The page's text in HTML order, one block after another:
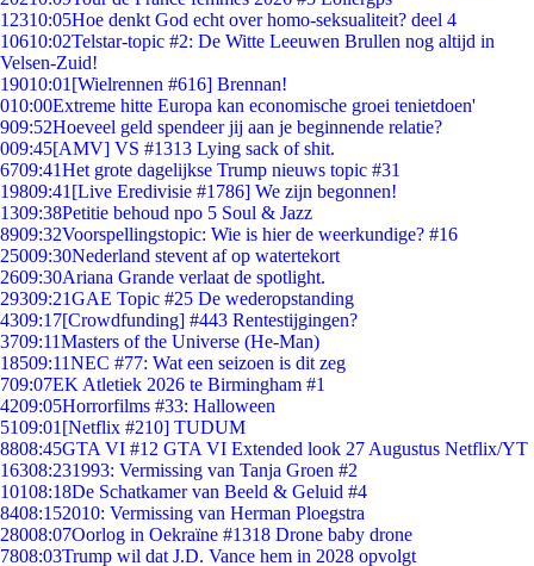
12310:05Hoe denkt God echt over homo-seksualiteit? deel 4
10610:02Telstar-topic #2: De Witte Leeuwen Brullen nog altijd in
Velsen-Zuid!
19010:01 [Wielrennen #616] Brennan!
010:00Extreme hitte Europa kan economische groei tenietdoen'
909:52Hoeveel geld spendeer jij aan je beginnende relatie?
009:45[AMV] VS #1313 Lying sack of shit.
6709:41Het grote dagelijkse Trump nieuws topic #31
19809:41 [Live Eredivisie #1786] We zijn begonnen!
1309:38Petitie behoud npo 5 Soul & Jazz
8909:32Voorspellingstopic: Wie is hier de weerkundige? #16
25009:30Nederland stevent af op watertekort
2609:30Ariana Grande verlaat de spotlight.
29309:21GAE Topic #25 De wederopstanding
4309:17[Crowdfunding] #443 Rentestijgingen?
3709:11Masters of the Universe (He-Man)
18509:11NEC #77: Wat een seizoen is dit zeg
709:07EK Atletiek 2026 te Birmingham #1
4209:05Horrorfilms #33: Halloween
5109:01 [Netflix #210] TUDUM
8808:45GTA VI #12 GTA VI Extended look 27 Augustus Netflix/YT
16308:231993: Vermissing van Tanja Groen #2
10108:18De Schatkamer van Beeld & Geluid #4
8408:152010: Vermissing van Herman Ploegstra
28008:07Oorlog in Oekraïne #1318 Drone baby drone
7808:03Trump wil dat J.D. Vance hem in 2028 opvolgt